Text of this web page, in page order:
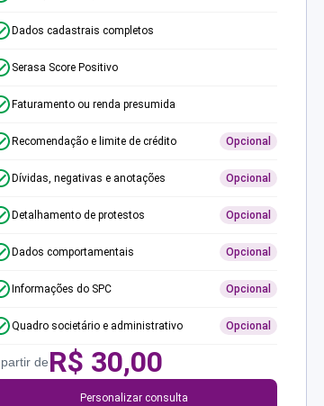
Dados cadastrais completos
Serasa Score Positivo
Faturamento ou renda presumida
Recomendação e limite de crédito Opcional
Dívidas, negativas e anotações Opcional
Detalhamento de protestos Opcional
Dados comportamentais Opcional
Informações do SPC Opcional
Quadro societário e administrativo Opcional
deR$ 30,00
Personalizar consulta